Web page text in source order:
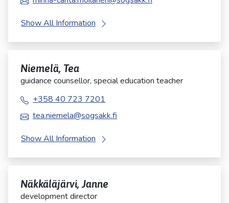
Show All Information
Niemelä, Tea
guidance counsellor, special education teacher
+358 40 723 7201
tea.niemela@sogsakk.fi
Show All Information
Näkkäläjärvi, Janne
development director